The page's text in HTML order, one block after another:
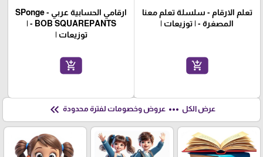
تعلم الارقام - سلسلة تعلم معنا
المصغرة - | توزيعات |
add_shopping_cart
ارقامي الحسابية عربي - SPonge
BOB SQUAREPANTS - |
توزيعات |
add_shopping_cart
عرض الكل more_horiz عروض وخصومات لفترة محدودة keyboard_double_arrow_left